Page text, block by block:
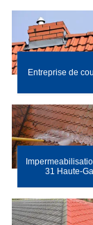
Entreprise de
31 Haute-